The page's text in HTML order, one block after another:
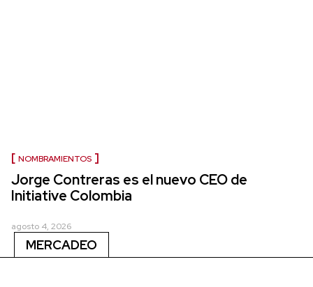
NOMBRAMIENTOS
Jorge Contreras es el nuevo CEO de
Initiative Colombia
agosto 4, 2026
MERCADEO